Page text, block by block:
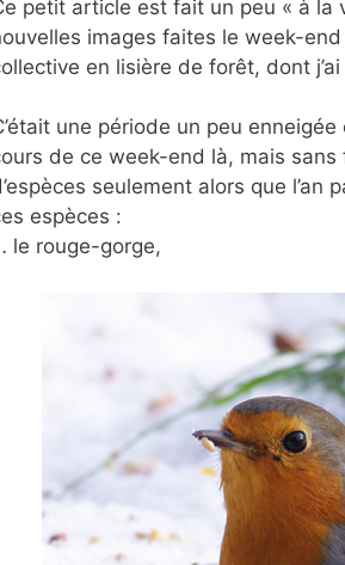
petit article est fait un peu « à la
images faites le week-
en lisière de forêt, dont
une période un peu
de ce week-end là, mais
seulement alors que
espèces :
le rouge-gorge,